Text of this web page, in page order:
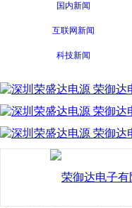
国内新闻
互联网新闻
科技新闻